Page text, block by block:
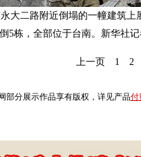
大二路附近倒塌的一幢建筑
5栋，全部位于台南。新华社
上一页 1 2
部分展示作品享有版权，详见产品付